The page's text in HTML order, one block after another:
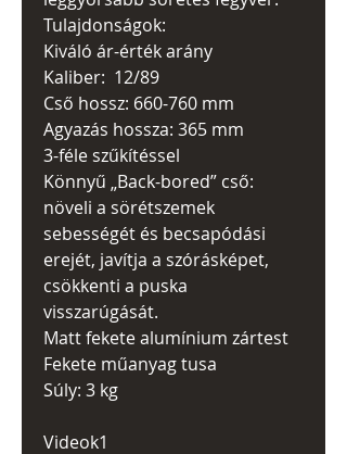
Tulajdonságok:
Kiváló ár-érték arány
Kaliber: 12/89
Cső hossz: 660-760 mm
Agyazás hossza: 365 mm
3-féle szűkítéssel
Könnyű „Back-bored” cső:
növeli a sörétszemek
sebességét és becsapódási
erejét, javítja a szórásképet,
csökkenti a puska
visszarúgását.
Matt fekete alumínium zártest
Fekete műanyag tusa
Súly: 3 kg
Videok1